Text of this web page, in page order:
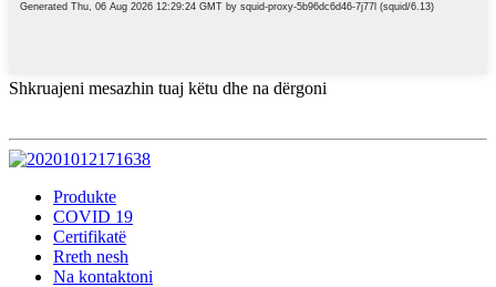
Shkruajeni mesazhin tuaj këtu dhe na dërgoni
Produkte
COVID 19
Certifikatë
Rreth nesh
Na kontaktoni